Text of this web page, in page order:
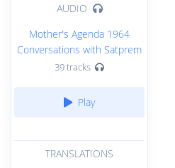
AUDIO
Mother's Agenda 1964
Conversations with Satprem
39 tracks
Play
TRANSLATIONS